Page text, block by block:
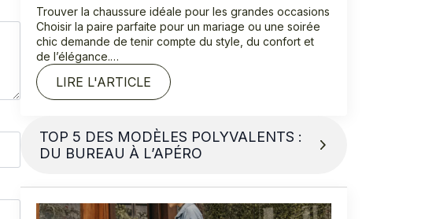
Trouver la chaussure idéale pour les grandes occasions
Choisir la paire parfaite pour un mariage ou une soirée
chic demande de tenir compte du style, du confort et
de l’élégance.…
LIRE L'ARTICLE
TOP 5 DES MODÈLES POLYVALENTS :
DU BUREAU À L’APÉRO